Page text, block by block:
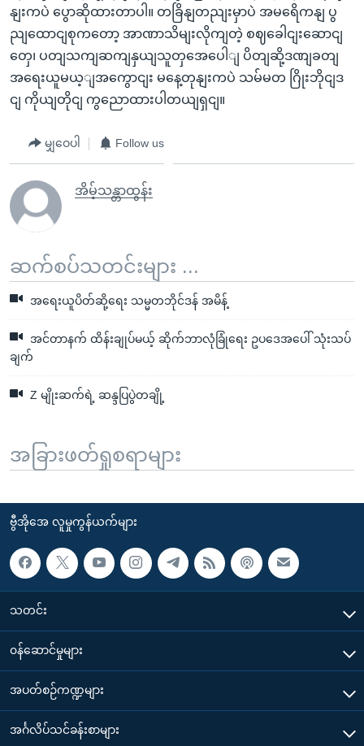
နျးကပဲ ပွောဆိုထားတာပါ။ တခြိနျတညျးမှာပဲ အမရေိကနျ ပွ
ညျထောငျစုကတော့ အာဏာသိမျးလိုကျတဲ့ စဈခေါငျးဆောငျ
တှေ၊ ပတျသကျဆကျနှယျသူတှအေပေါျ ပိတျဆို့ဒဏျခတျ
အရေးယူမယ့ျအကွောငျး မနေ့တုနျးကပဲ သမ်မတ ဂြိုးဘိုငျဒ
ငျ ကိုယျတိုငျ ကွညောထားပါတယျရှငျ။
မျှဝေပါ Follow us
အိမ့်သန္တာထွန်း
ဆက်စပ်သတင်းများ ...
အရေးယူပိတ်ဆို့ရေး သမ္မတဘိုင်ဒန် အမိန့်
အင်တာနက် ထိန်းချုပ်မယ့် ဆိုက်ဘာလုံခြုံရေး ဥပဒေအပေါ် သုံးသပ်
ချက်
Z မျိုးဆက်ရဲ့ ဆန္ဒပြပွဲတချို့
အခြားဖတ်ရှုစရာများ
ဗွီအိုအေ လူမှုကွန်ယက်များ
သတင်း
၀န်ဆောင်မှုများ
အပတ်စဉ်ကဏ္ဍများ
အင်္ဂလိပ်သင်ခန်းစာများ